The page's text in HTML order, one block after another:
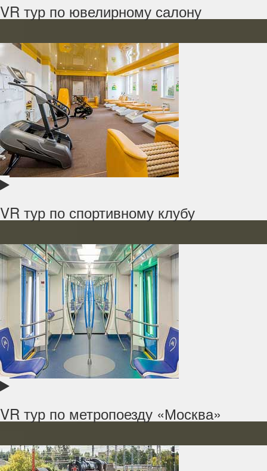
VR тур по ювелирному салону
VR тур по спортивному клубу
VR тур по метропоезду «Москва»